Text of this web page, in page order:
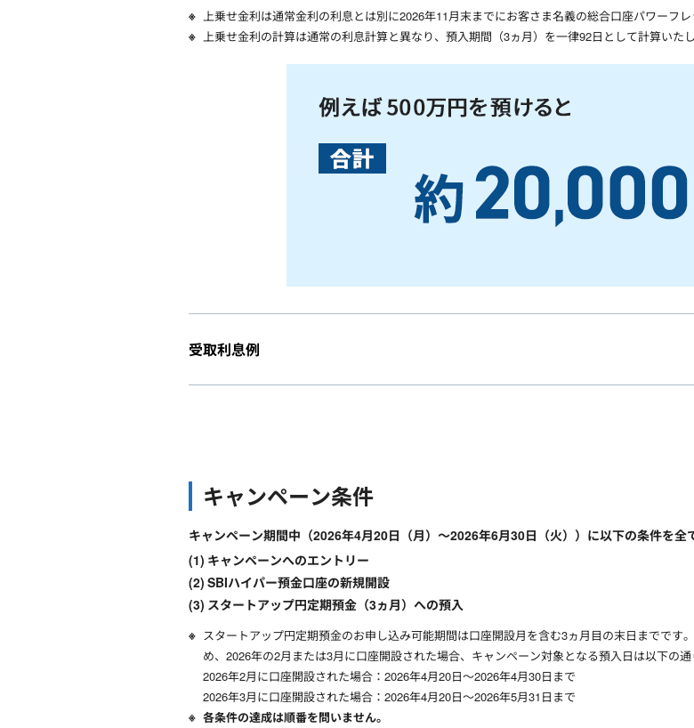
上乗せ金利は通常金利の利息とは別に2026年11月末までにお客さま名義の総合口座パワーフレ
上乗せ金利の計算は通常の利息計算と異なり、預入期間（3ヵ月）を一律92日として計算いたし
受取利息例
キャンペーン条件
キャンペーン期間中（2026年4月20日（月）～2026年6月30日（火））に以下の条件を全
キャンペーンへのエントリー
SBIハイパー預金口座の新規開設
スタートアップ円定期預金（3ヵ月）への預入
スタートアップ円定期預金のお申し込み可能期間は口座開設月を含む3ヵ月目の末日までです
め、2026年の2月または3月に口座開設された場合、キャンペーン対象となる預入日は以下の通
2026年2月に口座開設された場合：2026年4月20日～2026年4月30日まで
2026年3月に口座開設された場合：2026年4月20日～2026年5月31日まで
各条件の達成は順番を問いません。